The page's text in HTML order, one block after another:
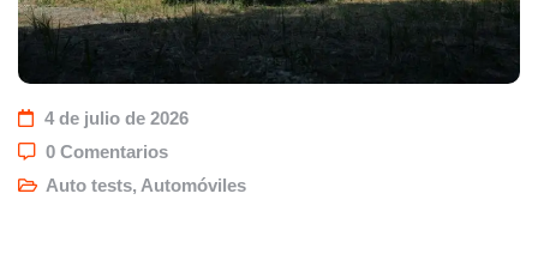
4 de julio de 2026
0 Comentarios
Auto tests, Automóviles